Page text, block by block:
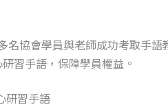
名協會學員與老師成功考取手語
習手語，保障學員權益。
研習手語